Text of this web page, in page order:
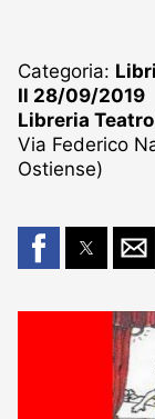
Categoria: Libri
Il 28/09/2019
Libreria
Via Federico
Ostiense)